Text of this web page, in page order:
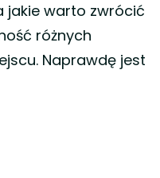
jakie warto zwrócić
różnych
Naprawdę jest